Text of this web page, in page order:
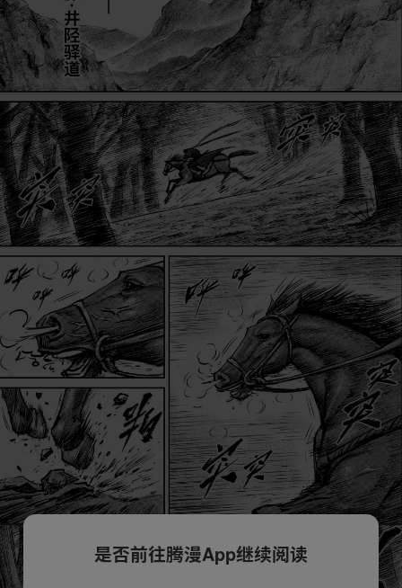
是否前往腾漫App继续阅读